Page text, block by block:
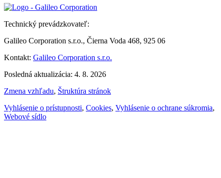
Technický prevádzkovateľ:
Galileo Corporation s.r.o., Čierna Voda 468, 925 06
Kontakt: Galileo Corporation s.r.o.
Posledná aktualizácia: 4. 8. 2026
Zmena vzhľadu, Štruktúra stránok
Vyhlásenie o prístupnosti, Cookies, Vyhlásenie o ochrane súkromia,
Webové sídlo